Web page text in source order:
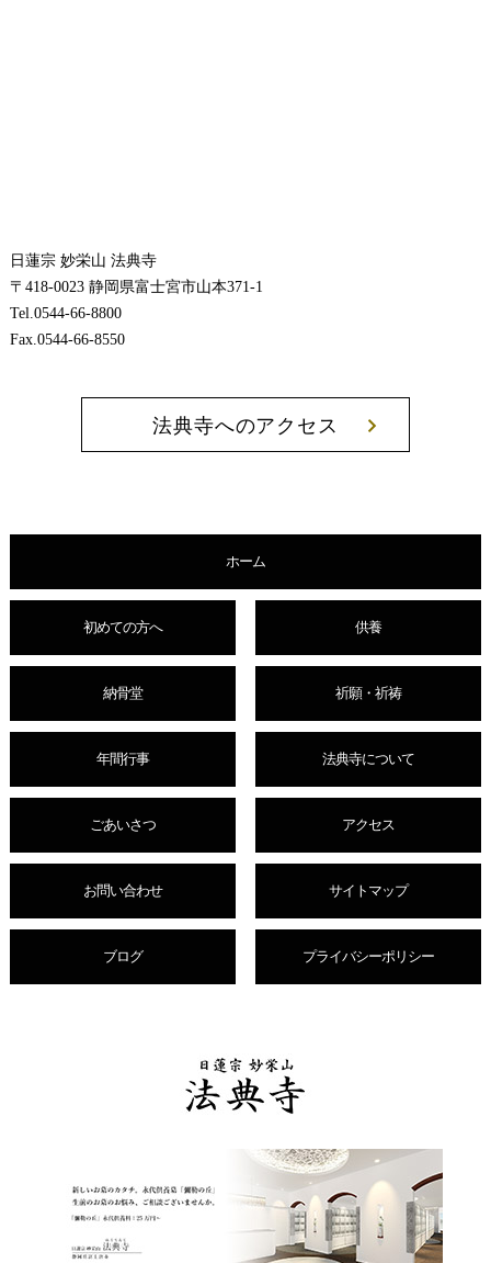
日蓮宗 妙栄山 法典寺
〒418-0023 静岡県富士宮市山本371-1
Tel.0544-66-8800
Fax.0544-66-8550
法典寺へのアクセス
ホーム
初めての方へ 供養
納骨堂 祈願・祈祷
年間行事 法典寺について
ごあいさつ アクセス
お問い合わせ サイトマップ
ブログ プライバシーポリシー